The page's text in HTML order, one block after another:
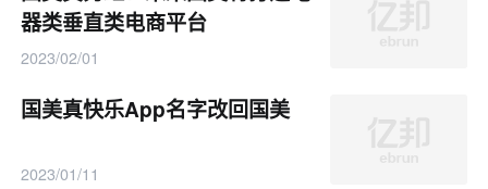
器类垂直类电商平台
2023/02/01
国美真快乐App名字改回国美
2023/01/11